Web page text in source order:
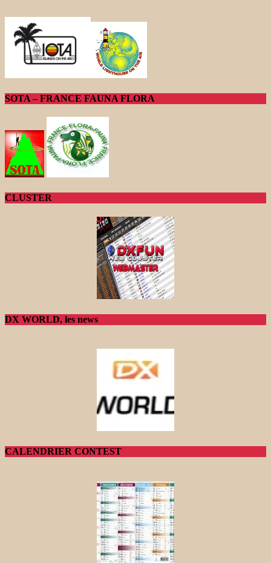
SOTA – FRANCE FAUNA FLORA
CLUSTER
DX WORLD, les news
CALENDRIER CONTEST